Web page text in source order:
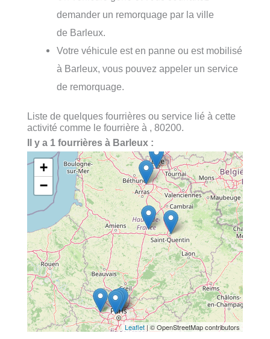
demander un remorquage par la ville
de Barleux.
Votre véhicule est en panne ou est mobilisé
à Barleux, vous pouvez appeler un service
de remorquage.
Liste de quelques fourrières ou service lié à cette
activité comme le fourrière à , 80200.
Il y a 1 fourrières à Barleux :
+
−
Leaflet| © OpenStreetMap contributors